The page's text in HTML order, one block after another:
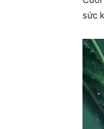
sức